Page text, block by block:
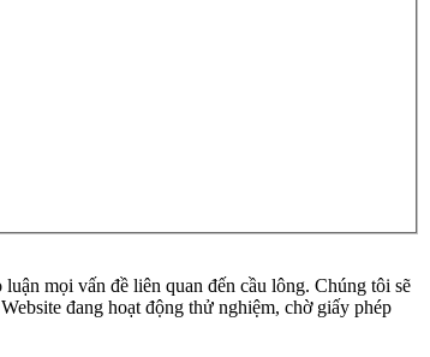
mọi vấn đề liên quan đến cầu lông. Chúng tôi sẽ
đang hoạt động thử nghiệm, chờ giấy phép